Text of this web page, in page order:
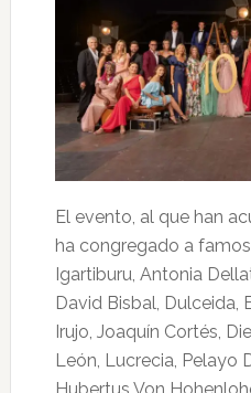
El evento, al que han
ha congregado a
Igartiburu, Antonia
David Bisbal, Dulceida,
Irujo, Joaquín Cortés,
León, Lucrecia, Pelayo